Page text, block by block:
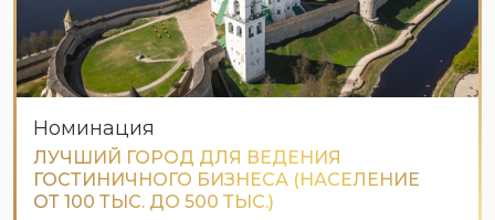
Номинация
ЛУЧШИЙ ГОРОД ДЛЯ ВЕДЕНИЯ
ГОСТИНИЧНОГО БИЗНЕСА (НАСЕЛЕНИЕ
ОТ 100 ТЫС. ДО 500 ТЫС.)